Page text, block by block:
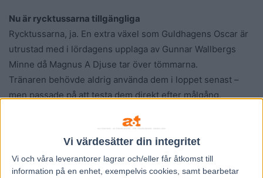
Vi värdesätter din integritet
Vi och våra leverantorer lagrar och/eller får åtkomst till
information på en enhet, exempelvis cookies, samt bearbetar
Nu är rycktussarna tillgängliga
Rycktussarna, ja. En extra växel som Guldhagens Oscar är
utrustad med i lördagens upplaga av Gunnar Wallbergs
Minne då Magnus A Djuse tar över tömmarna.
Tränaren behövde aldrig använda dem i loppet senast –
men passade på att testa dem direkt efter målgång.
senast behövde jag ju inte det över upploppet men jag fick
som sagt ett fint svar av dem efter mål. På lördag blir första
gången som vi liksom använder dem i lopp.
Åttondespåret var väl annars inte riktigt vad du hoppats